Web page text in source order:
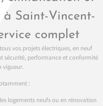
à Saint-Vincent-
complet
vos projets électriques, en neuf
sécurité, performance et conformité
vigueur.
:
logements neufs ou en rénovation